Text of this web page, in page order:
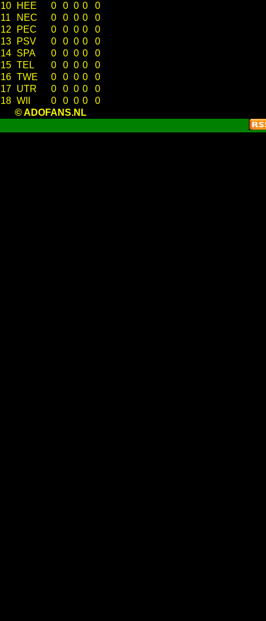
10
HEE 0 0 0 0
0
11
NEC 0 0 0 0
0
12
PEC 0 0 0 0
0
13
PSV 0 0 0 0
0
14 SPA 0 0 0 0
0
15 TEL 0 0 0 0
0
16 TWE 0 0 0 0
0
17 UTR 0 0 0 0
0
18 WII 0 0 0 0
0
© ADOFANS.NL